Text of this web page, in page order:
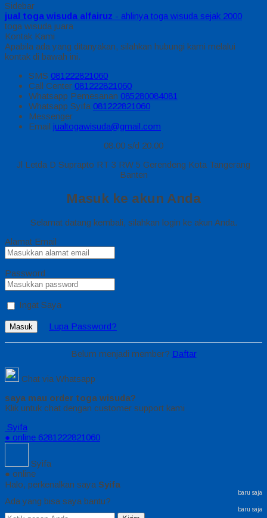
Sidebar
jual toga wisuda alfairuz - ahlinya toga wisuda sejak 2000
toga wisuda juara
Kontak Kami
Apabila ada yang ditanyakan, silahkan hubungi kami melalui
kontak di bawah ini.
SMS 081222821060
Call Center 081222821060
Whatsapp Pemesanan 085280084081
Whatsapp Syifa 081222821060
Messenger
Email jualtogawisuda@gmail.com
08.00 s/d 20.00
Jl Letda D Suprapto RT 3 RW 5 Gerendeng Kota Tangerang
Banten
Masuk ke akun Anda
Selamat datang kembali, silahkan login ke akun Anda.
Alamat Email
Password
Ingat Saya
Masuk Lupa Password?
Belum menjadi member? Daftar
Chat via Whatsapp
saya mau order toga wisuda?
Klik untuk chat dengan customer support kami
Syifa
● online 6281222821060
Syifa
● online
Halo, perkenalkan saya Syifa
baru saja
Ada yang bisa saya bantu?
baru saja